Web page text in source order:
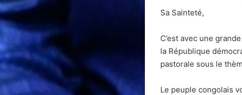
Sa Sainteté,
C’est avec une
la République
pastorale sous le
Le peuple congolais